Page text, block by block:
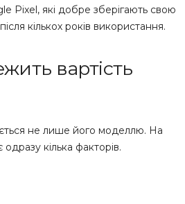
Pixel, які добре зберігають свою
кількох років використання.
вартість
не лише його моделлю. На
кілька факторів.